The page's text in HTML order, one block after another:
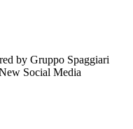
by Gruppo Spaggiari
Social Media